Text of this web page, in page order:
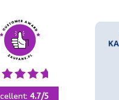
4.7/5